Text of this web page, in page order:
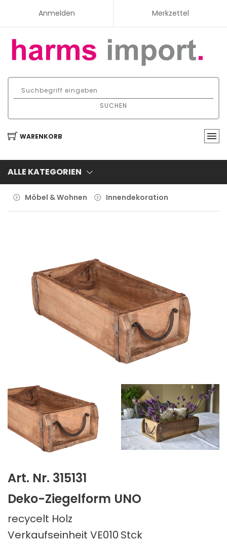
Anmelden Merkzettel
SUCHEN
WARENKORB
ALLE KATEGORIEN
Möbel & Wohnen Innendekoration
Art. Nr. 315131
Deko-Ziegelform UNO
recycelt Holz
Verkaufseinheit VE010 Stck